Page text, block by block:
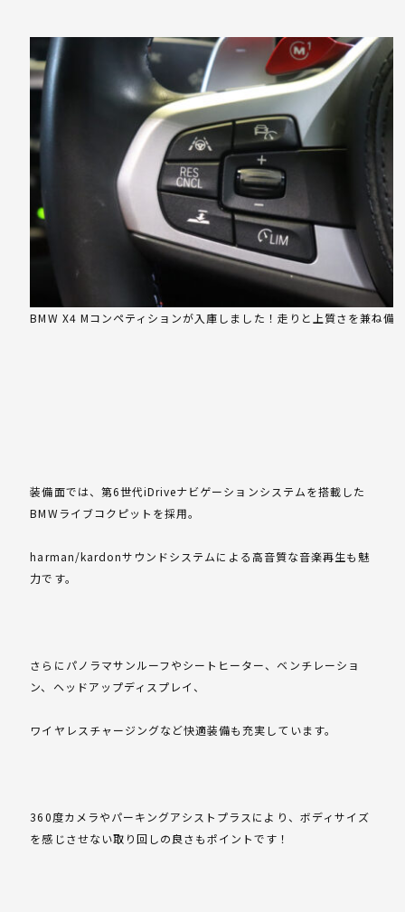
BMW X4 Mコンペティションが入庫しました！走りと上質さを兼ね備
装備面では、第6世代iDriveナビゲーションシステムを搭載した
BMWライブコクピットを採用。
harman/kardonサウンドシステムによる高音質な音楽再生も魅
力です。
さらにパノラマサンルーフやシートヒーター、ベンチレーショ
ン、ヘッドアップディスプレイ、
ワイヤレスチャージングなど快適装備も充実しています。
360度カメラやパーキングアシストプラスにより、ボディサイズ
を感じさせない取り回しの良さもポイントです！